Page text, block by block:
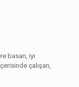
basan, iyi
çalışan,